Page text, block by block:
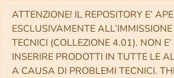
ATTENZIONE! IL REPOSITORY E’
ESCLUSIVAMENTE
TECNICI (COLLEZIONE 4.01). NON
INSERIRE PRODOTTI IN TUTTE LE
A CAUSA DI PROBLEMI TECNICI.